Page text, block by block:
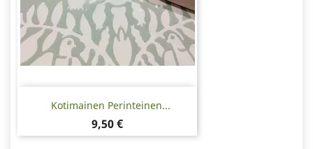
Kotimainen Perinteinen...
Hinta
9,50 €